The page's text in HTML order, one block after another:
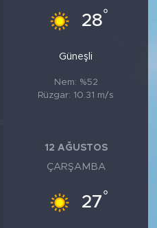
28°
Güneşli
Nem: %52
Rüzgar: 10.31 m/s
12 AĞUSTOS
ÇARŞAMBA
27°